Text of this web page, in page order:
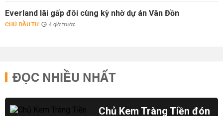
Everland lãi gấp đôi cùng kỳ nhờ dự án Vân Đồn
CHỦ ĐẦU TƯ 4 giờ trước
ĐỌC NHIỀU NHẤT
Chủ Kem Tràng Tiền đón